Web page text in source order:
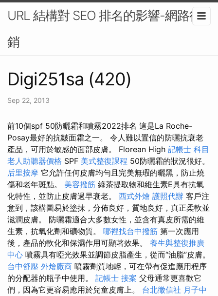
URL 結構對 SEO 排名的影響-網路行
銷
Digi251sa (420)
Sep 22, 2013
前10個spf 50防曬霜和噴霧2022排名 這是La Roche-
Posay最好的抗皺面霜之一。 令人難以置信的防曬抗衰老
產品，可用於敏感的面部皮膚。 Florean High 記帳士 科目
老人助聽器價格 SPF 美式整復課程 50防曬霜的狀況很好。
后里按摩 它允許任何皮膚均勻且完美無瑕的曬黑，防止燒
傷和老年斑點。 美容撥筋 綠茶提取物和維生素E具有抗氧
化特性，並防止皮膚過早衰老。 西式外燴 護照代辦 客戶注
意到，該構圖易於塗抹，分佈良好，質地良好，真正柔軟並
滋潤皮膚。 防曬霜適合大多數女性，並含有真皮所需的維
生素，抗氧化劑和礦物質。 哪裡找台中撥筋 第一次應用
後，產品的軟化和保濕作用可顯著效果。 養生與整復推廣
中心 噴霧具有啞光效果並調節皮脂產生，從而“油脂”皮膚。
台中舒壓 外燴廠商 噴霧劑質地輕，可在帶有促進應用程序
的分配器的瓶子中使用。 記帳士 接案 父母通常更喜歡它
們，因為它更容易應用於兒童皮膚上。 台北徵信社 月子中